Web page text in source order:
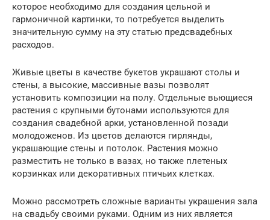
которое необходимо для создания цельной и
гармоничной картинки, то потребуется выделить
значительную сумму на эту статью предсвадебных
расходов.
Живые цветы в качестве букетов украшают столы и
стены, а высокие, массивные вазы позволят
установить композиции на полу. Отдельные вьющиеся
растения с крупными бутонами используются для
создания свадебной арки, установленной позади
молодоженов. Из цветов делаются гирлянды,
украшающие стены и потолок. Растения можно
разместить не только в вазах, но также плетеных
корзинках или декоративных птичьих клетках.
Можно рассмотреть сложные варианты украшения зала
на свадьбу своими руками. Одним из них является